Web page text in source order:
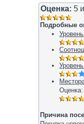
Оценка: 5
Подробные
Причина